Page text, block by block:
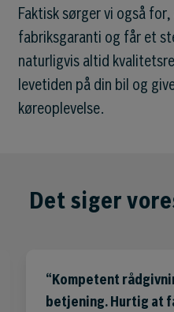
Faktisk sørger vi også
fabriksgaranti og får et
naturligvis altid
levetiden på din bil og
køreoplevelse.
Det siger
Kompetent
betjening. Hurtig at